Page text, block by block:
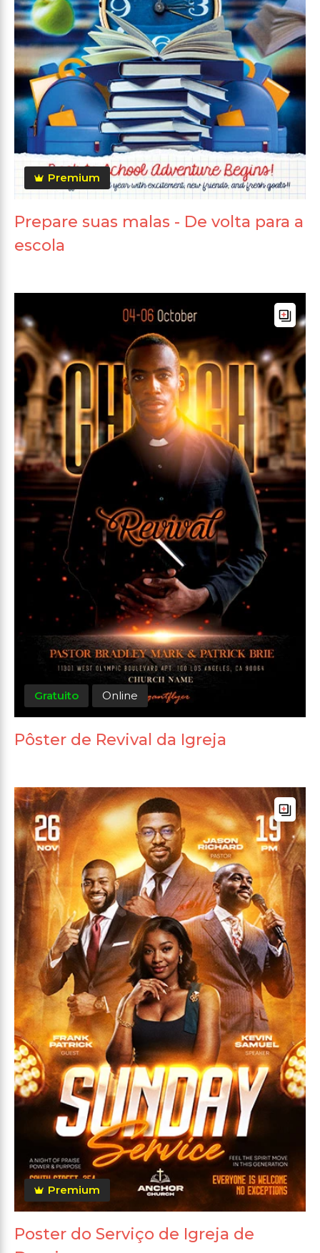
Premium
Prepare suas malas - De volta para a
escola
Gratuito Online
Pôster de Revival da Igreja
Premium
Poster do Serviço de Igreja de